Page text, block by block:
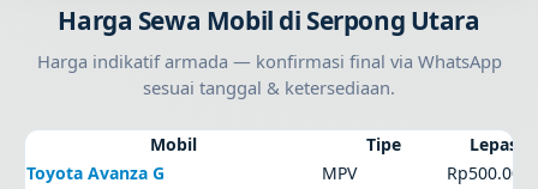
Harga Sewa Mobil di Serpong Utara
Harga indikatif armada — konfirmasi final via WhatsApp
sesuai tanggal & ketersediaan.
Mobil Tipe
Lepas
Toyota Avanza G
MPV
Rp500.000